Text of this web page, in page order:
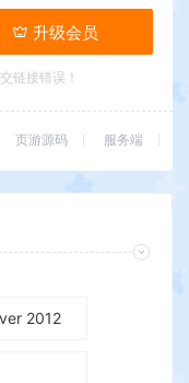
升级会员
链接错误！
页游源码 服务端
2012